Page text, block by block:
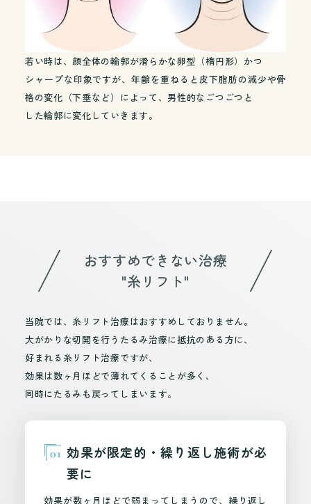
若い時は、顔全体の輪郭が滑らかな卵型（楕円形）かつ
シャープな印象ですが、年齢を重ねると皮下脂肪の減少や骨
格の変化（下垂など）によって、男性的なごつごつと
した輪郭に変化していきます。
おすすめできない治療
"糸リフト"
当院では、糸リフト治療はおすすめしておりません。
大がかりな切開を行うたるみ治療に抵抗のある方に、
好まれる糸リフト治療ですが、
効果は数ヶ月ほどで薄れてくることが多く、
同時にたるみも戻ってしまいます。
01 効果が限定的・繰り返し施術が必
要に
効果が数ヶ月ほどで弱まってしまうので、繰り返し